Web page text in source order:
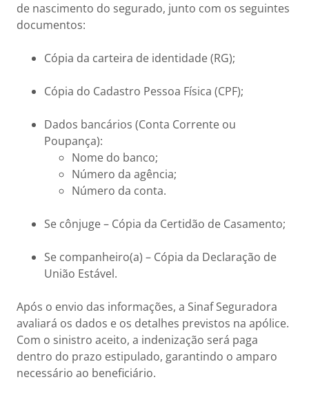
de nascimento do segurado, junto com os seguintes
documentos:
Cópia da carteira de identidade (RG);
Cópia do Cadastro Pessoa Física (CPF);
Dados bancários (Conta Corrente ou
Poupança):
Nome do banco;
Número da agência;
Número da conta.
Se cônjuge – Cópia da Certidão de Casamento;
Se companheiro(a) – Cópia da Declaração de
União Estável.
Após o envio das informações, a Sinaf Seguradora
avaliará os dados e os detalhes previstos na apólice.
Com o sinistro aceito, a indenização será paga
dentro do prazo estipulado, garantindo o amparo
necessário ao beneficiário.